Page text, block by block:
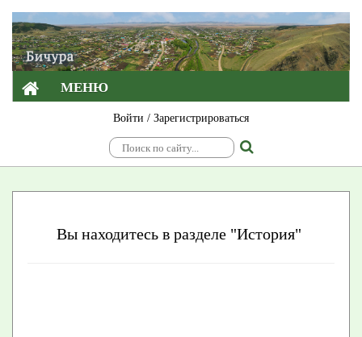
МЕНЮ
Войти / Зарегистрироваться
Вы находитесь в разделе "История"